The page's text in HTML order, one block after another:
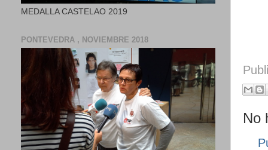
No
MEDALLA CASTELAO 2019
PONTEVEDRA , NOVIEMBRE 2018